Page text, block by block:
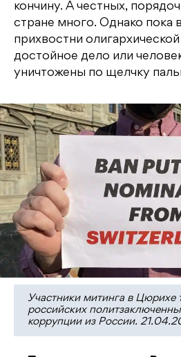
кончину. А честных,
стране много. Однако пока
прихвостни
достойное дело или
уничтожены по щелчку
Участники митинга в Цюрихе
российских
коррупции из России.